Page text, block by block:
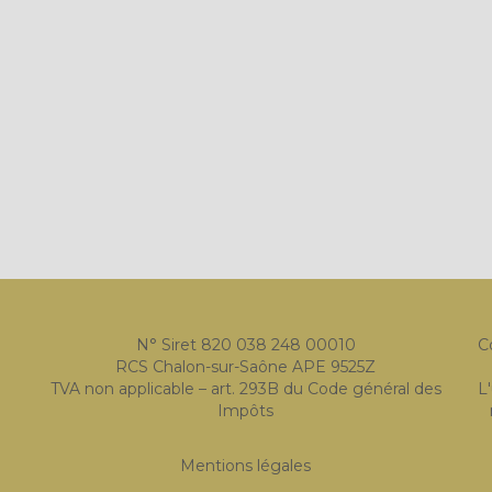
N° Siret 820 038 248 00010
RCS Chalon-sur-Saône APE 9525Z
TVA non applicable – art. 293B du Code général des
Impôts
Mentions légales